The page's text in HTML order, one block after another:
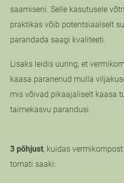
saamiseni. Selle kasutusele
praktikas võib potentsiaalselt
parandada saagi kvaliteeti.
Lisaks leidis uuring, et
kaasa paranenud mulla
mis võivad pikaajaliselt kaasa
taimekasvu parandusi.
3 põhjust, kuidas
tomati saaki: